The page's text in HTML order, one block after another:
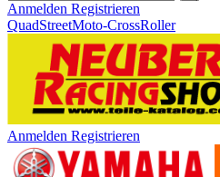
Anmelden Registrieren
QuadStreetMoto-CrossRoller
Anmelden Registrieren